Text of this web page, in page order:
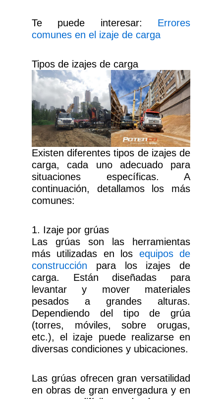
Te puede interesar: Errores
comunes en el izaje de carga
Tipos de izajes de carga
Existen diferentes tipos de izajes de
carga, cada uno adecuado para
situaciones específicas. A
continuación, detallamos los más
comunes:
1. Izaje por grúas
Las grúas son las herramientas
más utilizadas en los equipos de
construcción para los izajes de
carga. Están diseñadas para
levantar y mover materiales
pesados a grandes alturas.
Dependiendo del tipo de grúa
(torres, móviles, sobre orugas,
etc.), el izaje puede realizarse en
diversas condiciones y ubicaciones.
Las grúas ofrecen gran versatilidad
en obras de gran envergadura y en